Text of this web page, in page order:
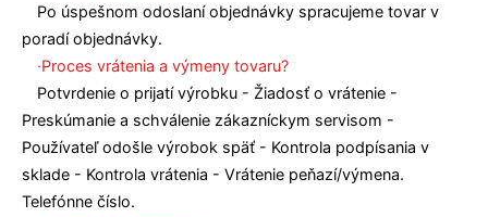
Po úspešnom odoslaní objednávky spracujeme tovar v
poradí objednávky.
·Proces vrátenia a výmeny tovaru?
Potvrdenie o prijatí výrobku - Žiadosť o vrátenie -
Preskúmanie a schválenie zákazníckym servisom -
Používateľ odošle výrobok späť - Kontrola podpísania v
sklade - Kontrola vrátenia - Vrátenie peňazí/výmena.
Telefónne číslo.